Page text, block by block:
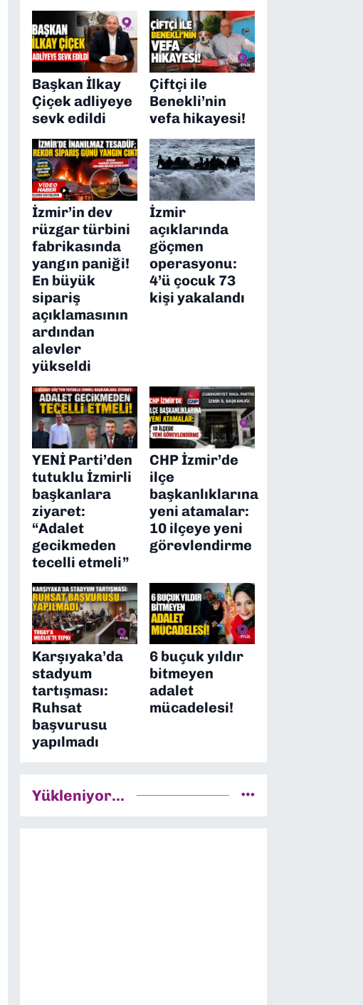
Başkan İlkay
Çiçek adliyeye
sevk edildi
Çiftçi ile
Benekli’nin
vefa hikayesi!
İzmir’in dev
rüzgar türbini
fabrikasında
yangın paniği!
En büyük
sipariş
açıklamasının
ardından
alevler
yükseldi
İzmir
açıklarında
göçmen
operasyonu:
4’ü çocuk 73
kişi yakalandı
YENİ Parti’den
tutuklu İzmirli
başkanlara
ziyaret:
“Adalet
gecikmeden
tecelli etmeli”
CHP İzmir’de
ilçe
başkanlıklarına
yeni atamalar:
10 ilçeye yeni
görevlendirme
Karşıyaka’da
stadyum
tartışması:
Ruhsat
başvurusu
yapılmadı
6 buçuk yıldır
bitmeyen
adalet
mücadelesi!
Yükleniyor...